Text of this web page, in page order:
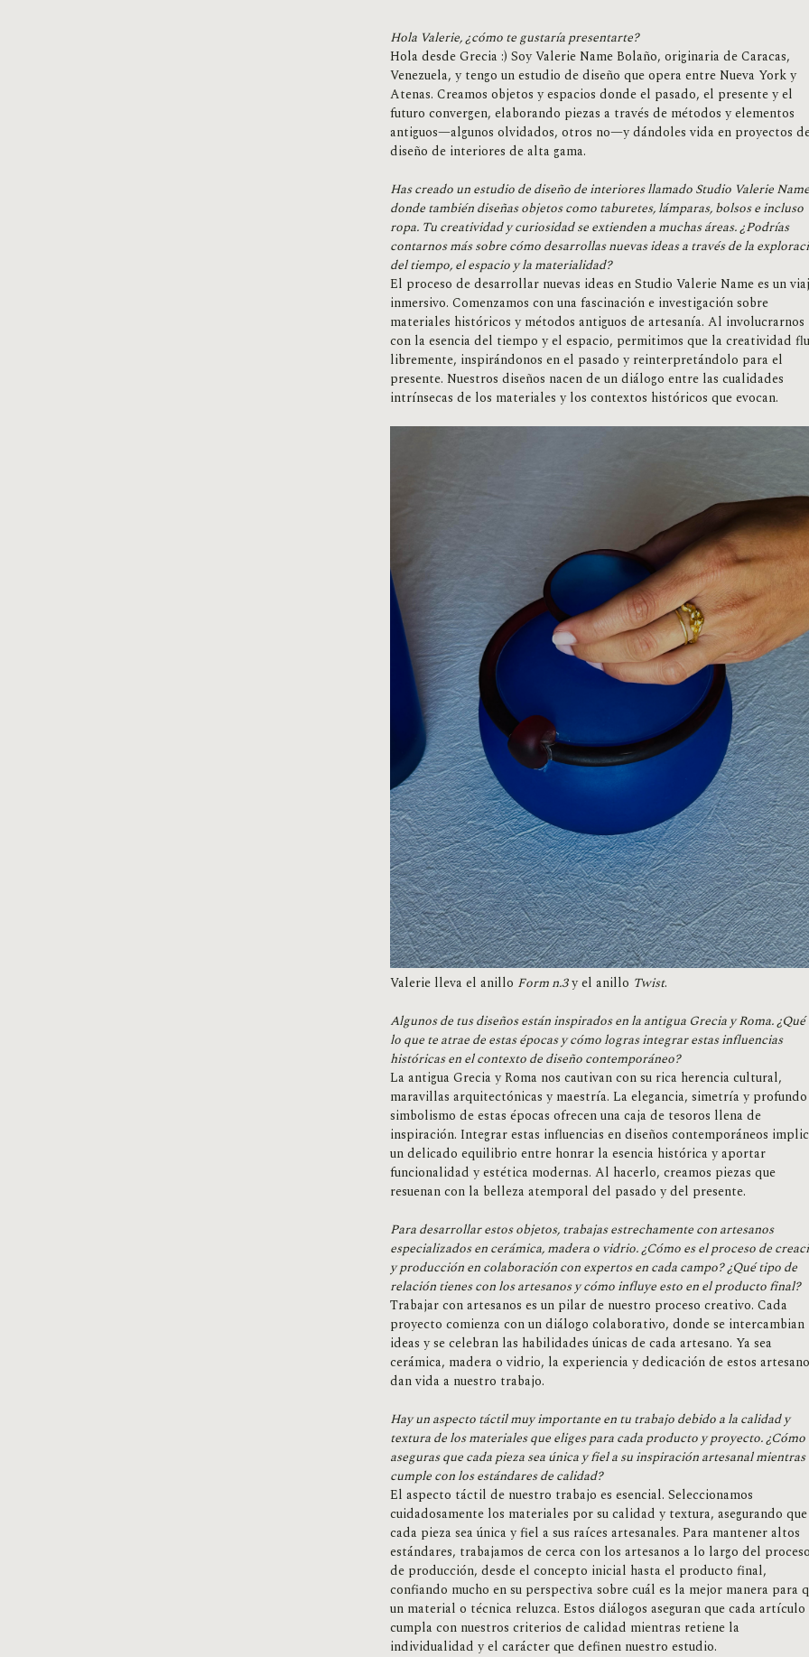
Hola Valerie, ¿cómo te gustaría presentarte?
Hola desde Grecia :) Soy Valerie Name Bolaño, originaria de Caracas,
Venezuela, y tengo un estudio de diseño que opera entre Nueva York y
Atenas. Creamos objetos y espacios donde el pasado, el presente y el
futuro convergen, elaborando piezas a través de métodos y elementos
antiguos—algunos olvidados, otros no—y dándoles vida en proyectos
diseño de interiores de alta gama.
Has creado un estudio de diseño de interiores llamado Studio Valerie
donde también diseñas objetos como taburetes, lámparas, bolsos e incluso
ropa. Tu creatividad y curiosidad se extienden a muchas áreas. ¿Podrías
contarnos más sobre cómo desarrollas nuevas ideas a través de la
del tiempo, el espacio y la materialidad?
El proceso de desarrollar nuevas ideas en Studio Valerie Name es un
inmersivo. Comenzamos con una fascinación e investigación sobre
materiales históricos y métodos antiguos de artesanía. Al involucrarnos
con la esencia del tiempo y el espacio, permitimos que la creatividad
libremente, inspirándonos en el pasado y reinterpretándolo para el
presente. Nuestros diseños nacen de un diálogo entre las cualidades
intrínsecas de los materiales y los contextos históricos que evocan.
Valerie lleva el anillo Form n.3y el anillo Twist.
Algunos de tus diseños están inspirados en la antigua Grecia y Roma. ¿Qué
lo que te atrae de estas épocas y cómo logras integrar estas influencias
históricas en el contexto de diseño contemporáneo?
La antigua Grecia y Roma nos cautivan con su rica herencia cultural,
maravillas arquitectónicas y maestría. La elegancia, simetría y profundo
simbolismo de estas épocas ofrecen una caja de tesoros llena de
inspiración. Integrar estas influencias en diseños contemporáneos
un delicado equilibrio entre honrar la esencia histórica y aportar
funcionalidad y estética modernas. Al hacerlo, creamos piezas que
resuenan con la belleza atemporal del pasado y del presente.
Para desarrollar estos objetos, trabajas estrechamente con artesanos
especializados en cerámica, madera o vidrio. ¿Cómo es el proceso de
y producción en colaboración con expertos en cada campo? ¿Qué tipo de
relación tienes con los artesanos y cómo influye esto en el producto final?
Trabajar con artesanos es un pilar de nuestro proceso creativo. Cada
proyecto comienza con un diálogo colaborativo, donde se intercambian
ideas y se celebran las habilidades únicas de cada artesano. Ya sea
cerámica, madera o vidrio, la experiencia y dedicación de estos
dan vida a nuestro trabajo.
Hay un aspecto táctil muy importante en tu trabajo debido a la calidad y
textura de los materiales que eliges para cada producto y proyecto. ¿Cómo
aseguras que cada pieza sea única y fiel a su inspiración artesanal mientras
cumple con los estándares de calidad?
El aspecto táctil de nuestro trabajo es esencial. Seleccionamos
cuidadosamente los materiales por su calidad y textura, asegurando que
cada pieza sea única y fiel a sus raíces artesanales. Para mantener altos
estándares, trabajamos de cerca con los artesanos a lo largo del proceso
de producción, desde el concepto inicial hasta el producto final,
confiando mucho en su perspectiva sobre cuál es la mejor manera para
un material o técnica reluzca. Estos diálogos aseguran que cada artículo
cumpla con nuestros criterios de calidad mientras retiene la
individualidad y el carácter que definen nuestro estudio.